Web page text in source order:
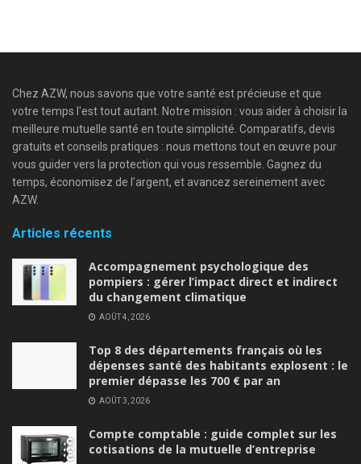
Chez AZW, nous savons que votre santé est précieuse et que
votre temps l'est tout autant. Notre mission : vous aider à choisir la
meilleure mutuelle santé en toute simplicité. Comparatifs, devis
gratuits et conseils pratiques : nous mettons tout en œuvre pour
vous guider vers la protection qui vous ressemble. Gagnez du
temps, économisez de l’argent, et avancez sereinement avec
AZW.
Articles récents
Accompagnement psychologique des
pompiers : gérer l’impact direct et indirect
du changement climatique
AOÛT 4, 2026
Top 8 des départements français où les
dépenses santé des habitants explosent : le
premier dépasse les 700 € par an
AOÛT 3, 2026
Compte comptable : guide complet sur les
cotisations de la mutuelle d’entreprise